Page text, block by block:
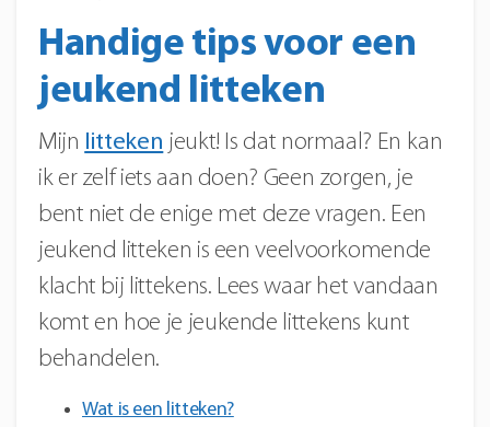
Handige tips voor een
jeukend litteken
Mijn litteken jeukt! Is dat normaal? En kan
ik er zelf iets aan doen? Geen zorgen, je
bent niet de enige met deze vragen. Een
jeukend litteken is een veelvoorkomende
klacht bij littekens. Lees waar het vandaan
komt en hoe je jeukende littekens kunt
behandelen.
Wat is een litteken?